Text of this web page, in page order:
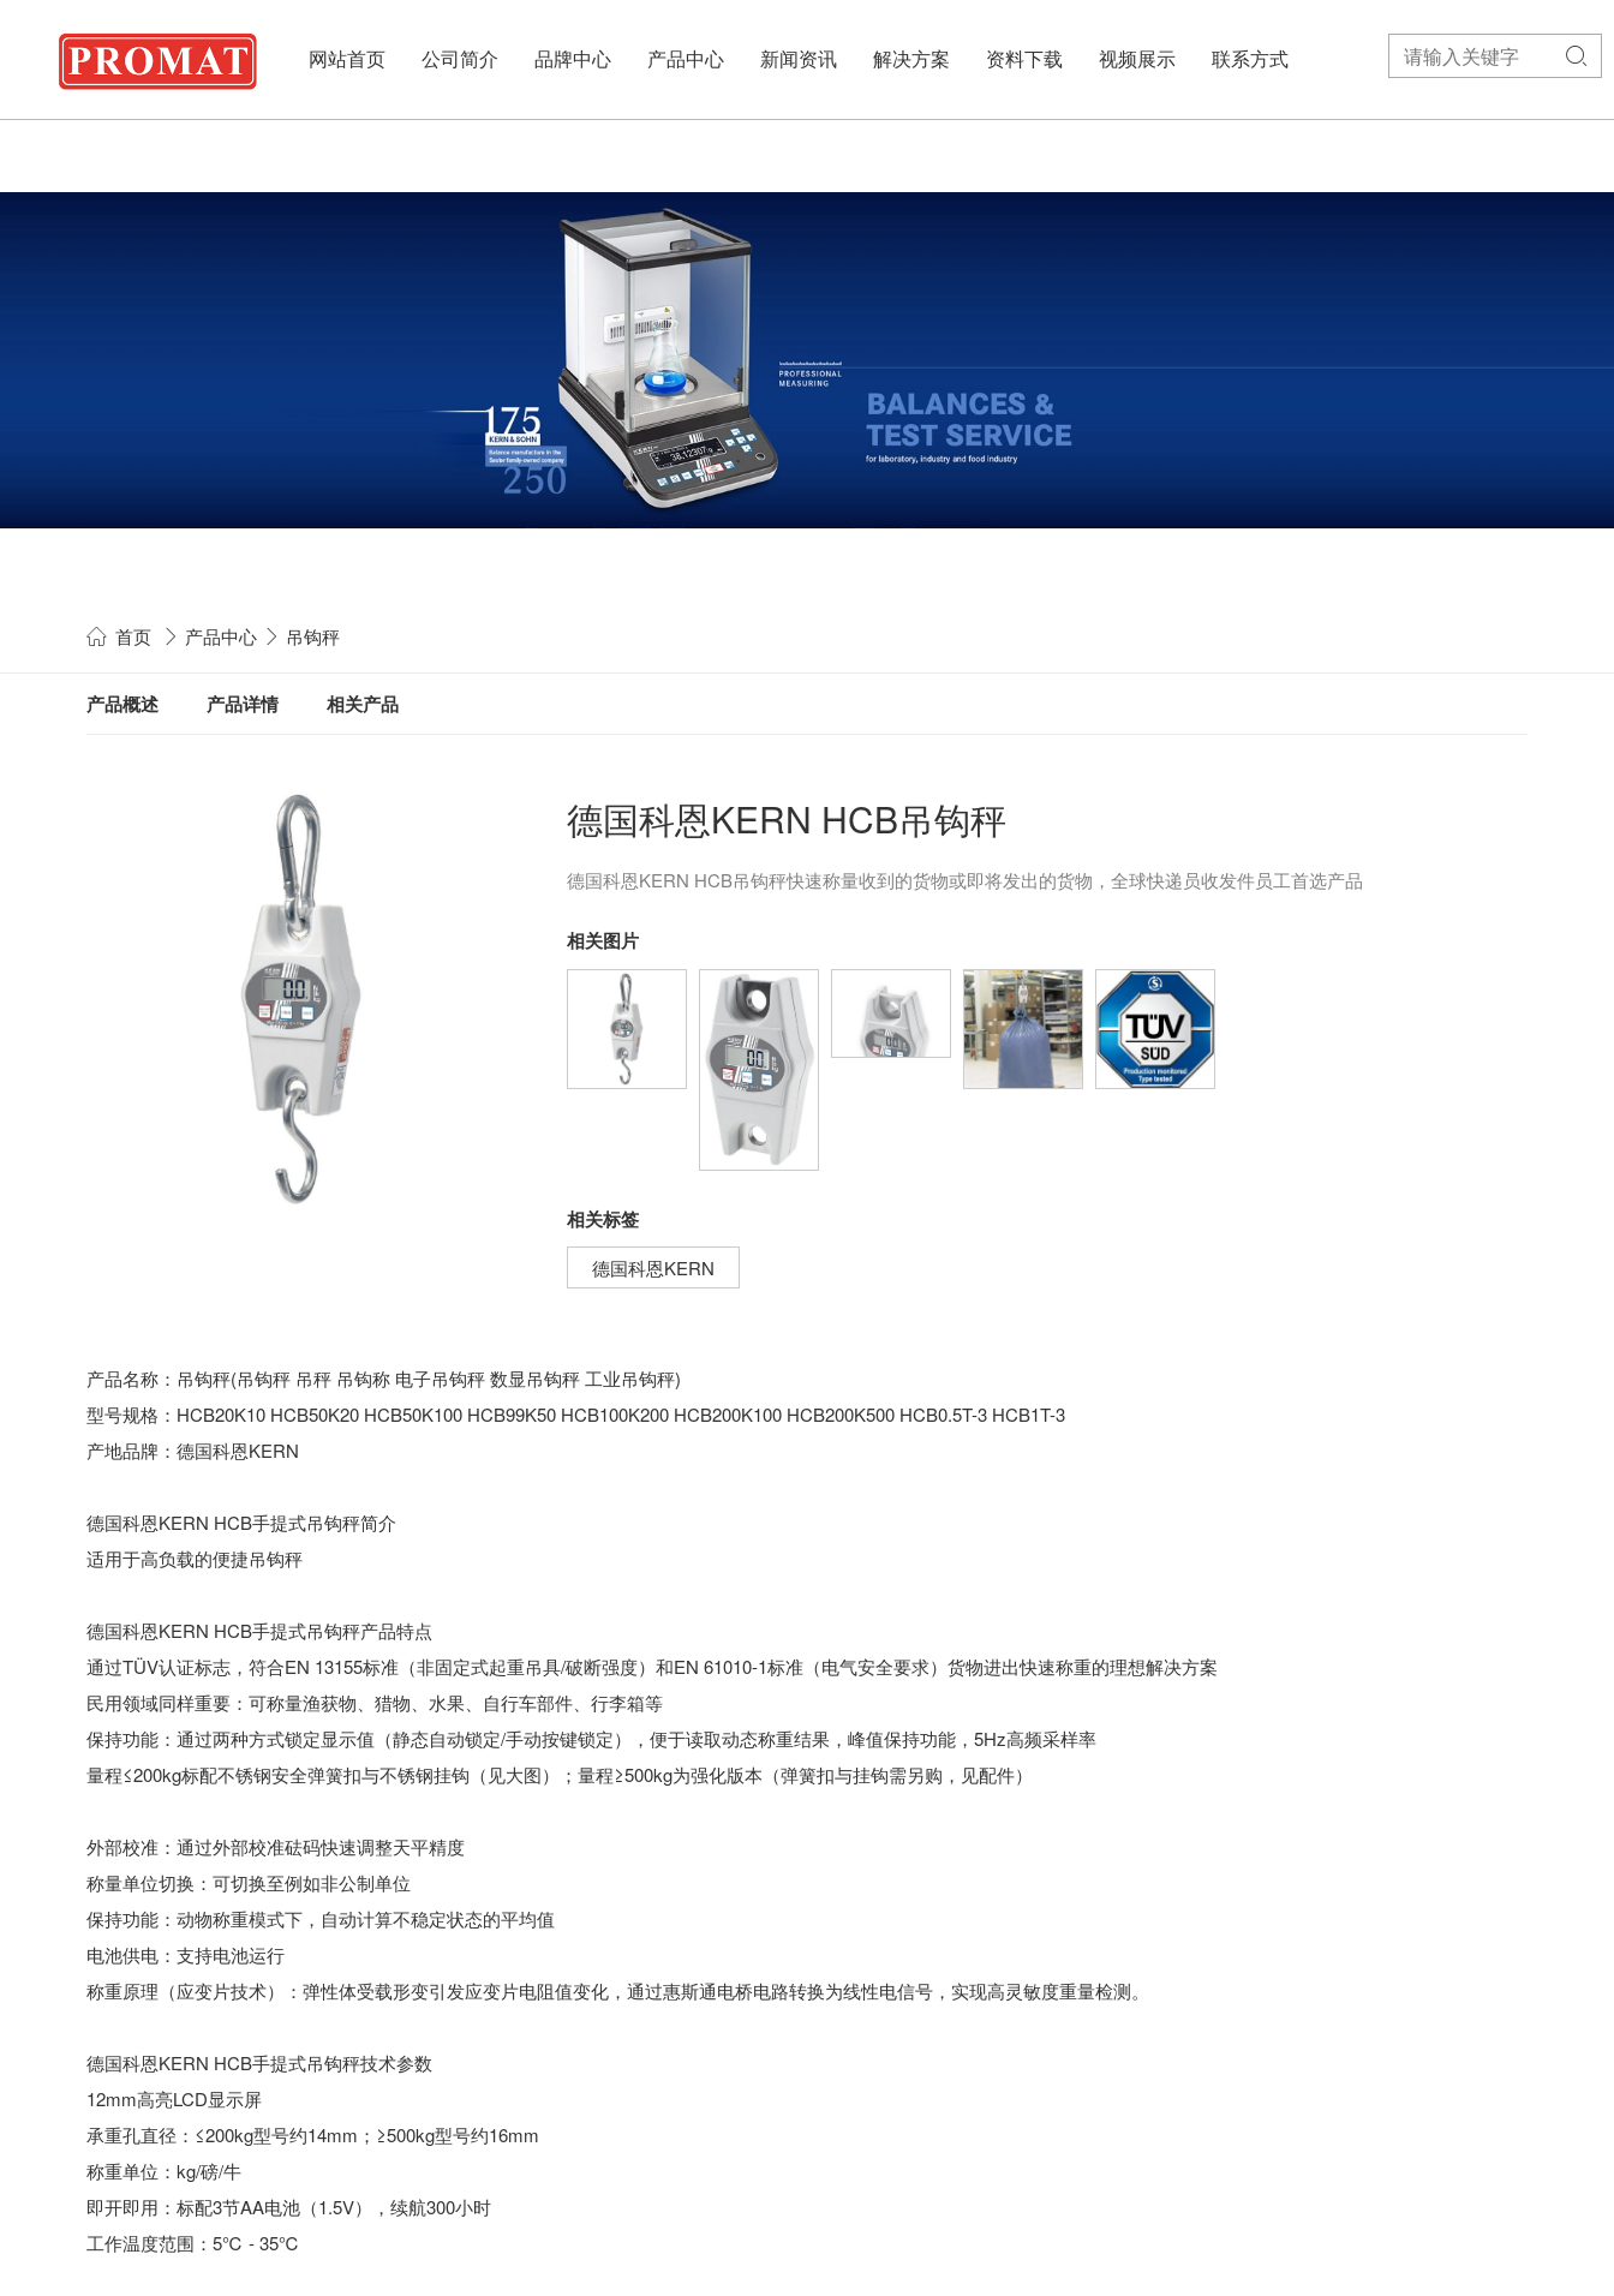
网站首页 公司简介 品牌中心 产品中心 新闻资讯 解决方案 资料下载 视频展示 联系方式 
 首页  产品中心  吊钩秤
产品概述 产品详情 相关产品
德国科恩KERN HCB吊钩秤
德国科恩KERN HCB吊钩秤快速称量收到的货物或即将发出的货物，全球快递员收发件员工首选产品
相关图片
相关标签
德国科恩KERN
产品名称：吊钩秤(吊钩秤 吊秤 吊钩称 电子吊钩秤 数显吊钩秤 工业吊钩秤)
型号规格：HCB20K10 HCB50K20 HCB50K100 HCB99K50 HCB100K200 HCB200K100 HCB200K500 HCB0.5T-3 HCB1T-3
产地品牌：德国科恩KERN
德国科恩KERN HCB手提式吊钩秤简介
适用于高负载的便捷吊钩秤
德国科恩KERN HCB手提式吊钩秤产品特点
通过TÜV认证标志，符合EN 13155标准（非固定式起重吊具/破断强度）和EN 61010-1标准（电气安全要求）货物进出快速称重的理想解决方案
民用领域同样重要：可称量渔获物、猎物、水果、自行车部件、行李箱等
保持功能：通过两种方式锁定显示值（静态自动锁定/手动按键锁定），便于读取动态称重结果，峰值保持功能，5Hz高频采样率
量程≤200kg标配不锈钢安全弹簧扣与不锈钢挂钩（见大图）；量程≥500kg为强化版本（弹簧扣与挂钩需另购，见配件）
外部校准：通过外部校准砝码快速调整天平精度
称量单位切换：可切换至例如非公制单位
保持功能：动物称重模式下，自动计算不稳定状态的平均值
电池供电：支持电池运行
称重原理（应变片技术）：弹性体受载形变引发应变片电阻值变化，通过惠斯通电桥电路转换为线性电信号，实现高灵敏度重量检测。
德国科恩KERN HCB手提式吊钩秤技术参数
12mm高亮LCD显示屏
承重孔直径：≤200kg型号约14mm；≥500kg型号约16mm
称重单位：kg/磅/牛
即开即用：标配3节AA电池（1.5V），续航300小时
工作温度范围：5℃ - 35℃